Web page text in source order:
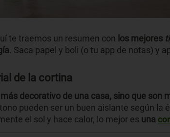
te traemos un resumen con los mejores
. Saca papel y boli (o tu app de notas) y
de la cortina
decorativo de una casa, sino que son
pueden ser un buen aislante según la
el sol y hace calor, lo mejor es una